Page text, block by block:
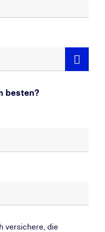
besten?
versichere, die